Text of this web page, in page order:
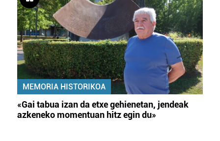
MEMORIA HISTORIKOA
«Gai tabua izan da etxe gehienetan, jendeak
azkeneko momentuan hitz egin du»